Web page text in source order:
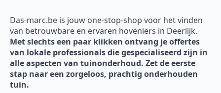
Das-marc.be is jouw one-stop-shop voor het vinden
van betrouwbare en ervaren hoveniers in Deerlijk.
Met slechts een paar klikken ontvang je offertes
van lokale professionals die gespecialiseerd zijn in
alle aspecten van tuinonderhoud. Zet de eerste
stap naar een zorgeloos, prachtig onderhouden
tuin.